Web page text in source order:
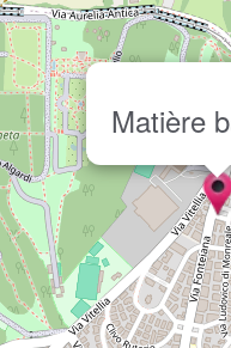
Matière